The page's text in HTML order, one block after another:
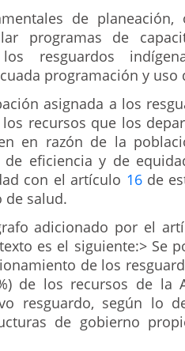
de
programas de
resguardos
programación y uso
asignada a los
recursos que los
en razón de la
de eficiencia y de
con el artículo 16de
de salud.
adicionado por el
es el siguiente:> Se
de los
de los recursos de la
resguardo, según lo
de gobierno